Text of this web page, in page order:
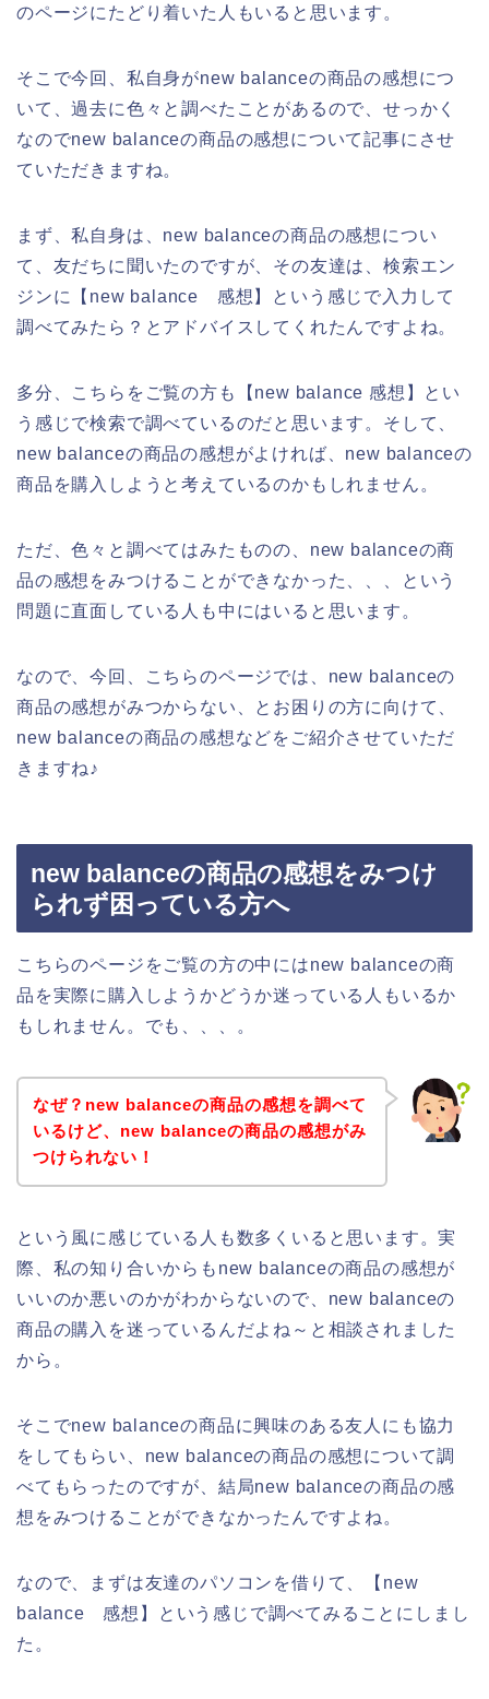
のページにたどり着いた人もいると思います。
そこで今回、私自身がnew balanceの商品の感想につ
いて、過去に色々と調べたことがあるので、せっかく
なのでnew balanceの商品の感想について記事にさせ
ていただきますね。
まず、私自身は、new balanceの商品の感想につい
て、友だちに聞いたのですが、その友達は、検索エン
ジンに【new balance 感想】という感じで入力して
調べてみたら？とアドバイスしてくれたんですよね。
多分、こちらをご覧の方も【new balance 感想】とい
う感じで検索で調べているのだと思います。そして、
new balanceの商品の感想がよければ、new balanceの
商品を購入しようと考えているのかもしれません。
ただ、色々と調べてはみたものの、new balanceの商
品の感想をみつけることができなかった、、、という
問題に直面している人も中にはいると思います。
なので、今回、こちらのページでは、new balanceの
商品の感想がみつからない、とお困りの方に向けて、
new balanceの商品の感想などをご紹介させていただ
きますね♪
new balanceの商品の感想をみつけ
られず困っている方へ
こちらのページをご覧の方の中にはnew balanceの商
品を実際に購入しようかどうか迷っている人もいるか
もしれません。でも、、、。
なぜ？new balanceの商品の感想を調べて
いるけど、new balanceの商品の感想がみ
つけられない！
という風に感じている人も数多くいると思います。実
際、私の知り合いからもnew balanceの商品の感想が
いいのか悪いのかがわからないので、new balanceの
商品の購入を迷っているんだよね～と相談されました
から。
そこでnew balanceの商品に興味のある友人にも協力
をしてもらい、new balanceの商品の感想について調
べてもらったのですが、結局new balanceの商品の感
想をみつけることができなかったんですよね。
なので、まずは友達のパソコンを借りて、【new
balance 感想】という感じで調べてみることにしまし
た。